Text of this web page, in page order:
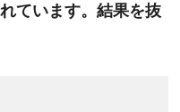
ています。結果を抜